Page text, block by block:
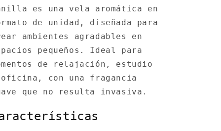
es una vela aromática en
de unidad, diseñada para
ambientes agradables en
pequeños. Ideal para
de relajación, estudio
con una fragancia
que no resulta invasiva.